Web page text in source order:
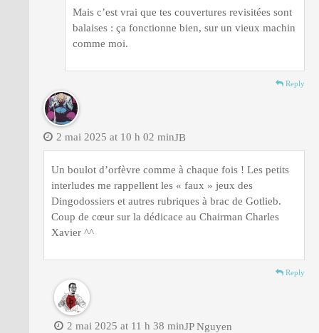
Mais c’est vrai que tes couvertures revisitées sont
balaises : ça fonctionne bien, sur un vieux machin
comme moi.
Reply
JB
2 mai 2025 at 10 h 02 min
Un boulot d’orfèvre comme à chaque fois ! Les petits
interludes me rappellent les « faux » jeux des
Dingodossiers et autres rubriques à brac de Gotlieb.
Coup de cœur sur la dédicace au Chairman Charles
Xavier ^^
Reply
JP Nguyen
2 mai 2025 at 11 h 38 min